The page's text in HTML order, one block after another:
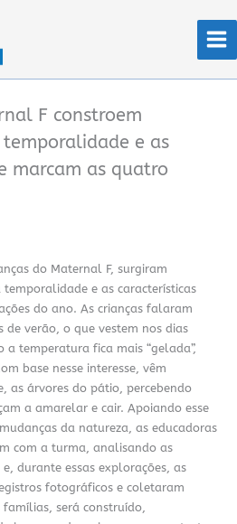
F constroem
temporalidade e as
marcam as quatro
do Maternal F, surgiram
e as características
do ano. As crianças falaram
de verão, o que vestem nos dias
temperatura fica mais “gelada”,
base nesse interesse, vêm
as árvores do pátio, percebendo
a amarelar e cair. Apoiando esse
da natureza, as educadoras
com a turma, analisando as
durante essas explorações, as
fotográficos e coletaram
será construído,